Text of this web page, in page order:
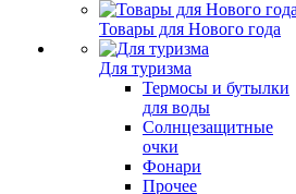
Товары для Нового года
Для туризма
Термосы и бутылки
для воды
Солнцезащитные
очки
Фонари
Прочее